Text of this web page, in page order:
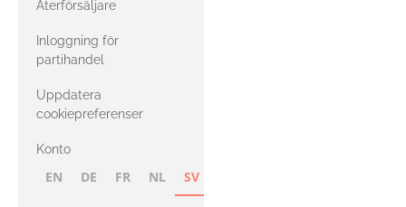
med Heavy
Merino
Återförsäljare
Inloggning för
partihandel
Uppdatera
cookiepreferenser
Konto
EN DE FR NL SV